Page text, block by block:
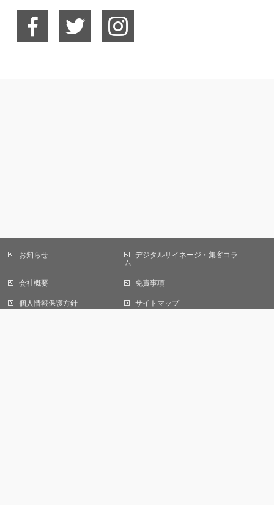
当サイトではCookieを使用します。Cookieの使用に関する詳細は「プライバ
お知らせ
デジタルサイネージ・集客コラ
ム
会社概要 免責事項
個人情報保護方針 サイトマップ